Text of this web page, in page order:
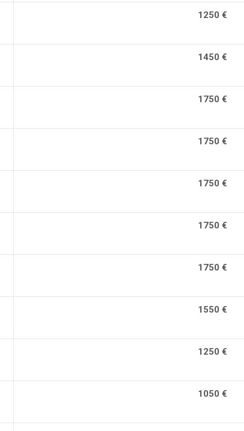
1250 €
1450 €
1750 €
1750 €
1750 €
1750 €
1750 €
1550 €
1250 €
1050 €